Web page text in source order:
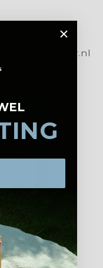
schilperopnr.nl